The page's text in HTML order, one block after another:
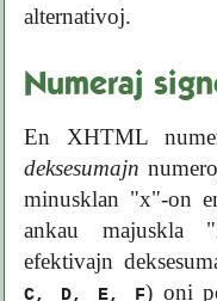
alternativoj.
Numeraj
En XHTML
deksesumajn
minusklan "x"-on
ankau majuskla
efektivajn
C, D, E, F) oni